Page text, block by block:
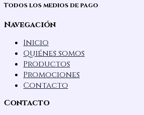
Todos los medios de pago
Navegación
Inicio
Quiénes somos
Productos
Promociones
Contacto
Contacto